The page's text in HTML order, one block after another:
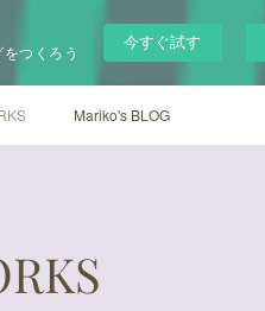
つくろう
今すぐ試す
Mariko's BLOG